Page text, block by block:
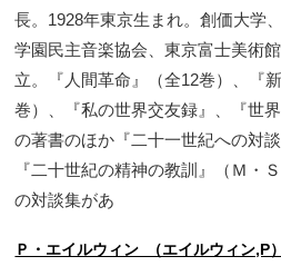
長。1928年東京生まれ。創価大学
学園民主音楽協会、東京富士美術
立。『人間革命』（全12巻）、『
巻）、『私の世界交友録』、『世
の著書のほか『二十一世紀への対
『二十世紀の精神の教訓』（Ｍ・
の対談集があ
Ｐ・エイルウィン （エイルウィン,P）